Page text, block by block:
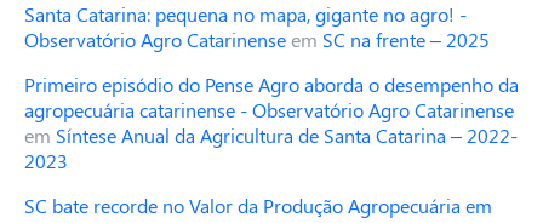
Santa Catarina: pequena no mapa, gigante no agro! -
Observatório Agro Catarinenseem SC na frente – 2025
Primeiro episódio do Pense Agro aborda o desempenho da
agropecuária catarinense - Observatório Agro Catarinense
em Síntese Anual da Agricultura de Santa Catarina – 2022-
2023
SC bate recorde no Valor da Produção Agropecuária em